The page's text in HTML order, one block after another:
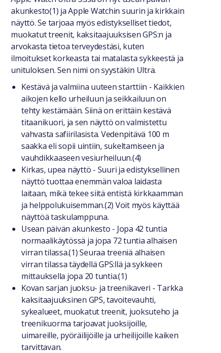
akunkesto(1) ja Apple Watchin suurin ja kirkkain
näyttö. Se tarjoaa myös edistykselliset tiedot,
muokatut treenit, kaksitaajuuksisen GPS:n ja
arvokasta tietoa terveydestäsi, kuten
ilmoitukset korkeasta tai matalasta sykkeestä ja
unituloksen. Sen nimi on syystäkin Ultra.
Kestävä ja valmiina uuteen starttiin - Kaikkien
aikojen kello urheiluun ja seikkailuun on
tehty kestämään. Siinä on erittäin kestävä
titaanikuori, ja sen näyttö on valmistettu
vahvasta safiirilasista. Vedenpitävä 100 m
saakka eli sopii uintiin, sukeltamiseen ja
vauhdikkaaseen vesiurheiluun.(4)
Kirkas, upea näyttö - Suuri ja edistyksellinen
näyttö tuottaa enemmän valoa laidasta
laitaan, mikä tekee siitä entistä kirkkaamman
ja helppolukuisemman.(2) Voit myös käyttää
näyttöä taskulamppuna.
Usean päivän akunkesto - Jopa 42 tuntia
normaalikäytössä ja jopa 72 tuntia alhaisen
virran tilassa.(1) Seuraa treeniä alhaisen
virran tilassa täydellä GPS:llä ja sykkeen
mittauksella jopa 20 tuntia.(1)
Kovan sarjan juoksu- ja treenikaveri - Tarkka
kaksitaajuuksinen GPS, tavoitevauhti,
sykealueet, muokatut treenit, juoksuteho ja
treenikuorma tarjoavat juoksijoille,
uimareille, pyöräilijöille ja urheilijoille kaiken
tarvittavan.